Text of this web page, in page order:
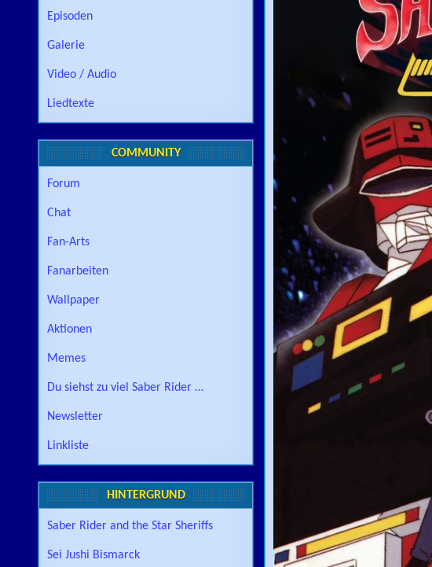
Episoden
Galerie
Video / Audio
Liedtexte
COMMUNITY
Forum
Chat
Fan-Arts
Fanarbeiten
Wallpaper
Aktionen
Memes
Du siehst zu viel Saber Rider …
Newsletter
Linkliste
HINTERGRUND
Saber Rider and the Star Sheriffs
Sei Jushi Bismarck